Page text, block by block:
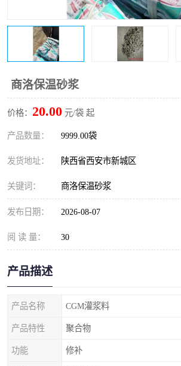
商洛保温砂浆
价格： 20.00 元/袋 起
产品数量： 9999.00袋
发货地址： 陕西省西安市新城区
关键词： 商洛保温砂浆
发布日期： 2026-08-07
阅 读 量： 30
产品描述
产品名称 CGM灌浆料
产品特性 聚合物
功能 修补
桥梁伸缩缝快速修补料 防静电
碳布胶
融雪剂